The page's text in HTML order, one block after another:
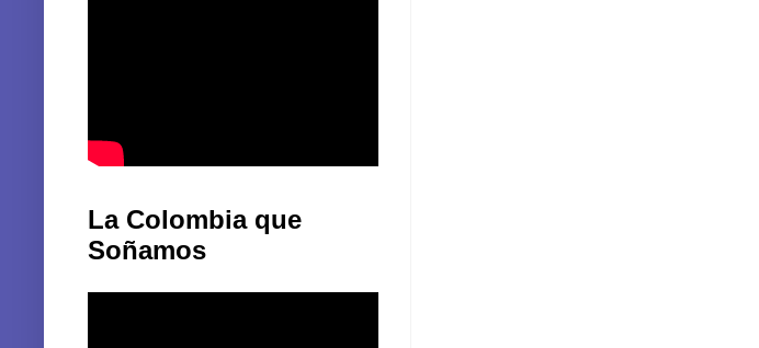
La Colombia que
Soñamos